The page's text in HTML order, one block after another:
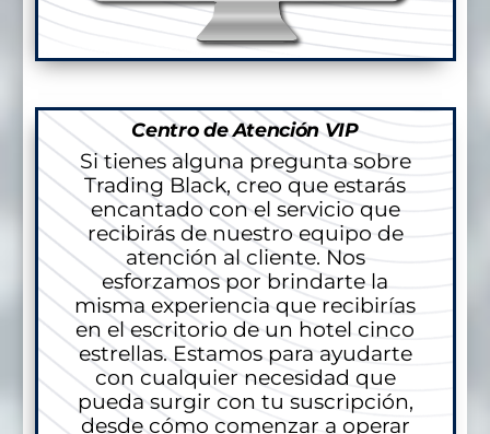
Centro de Atención VIP
Si tienes alguna pregunta sobre
Trading Black, creo que estarás
encantado con el servicio que
recibirás de nuestro equipo de
atención al cliente. Nos
esforzamos por brindarte la
misma experiencia que recibirías
en el escritorio de un hotel cinco
estrellas. Estamos para ayudarte
con cualquier necesidad que
pueda surgir con tu suscripción,
desde cómo comenzar a operar